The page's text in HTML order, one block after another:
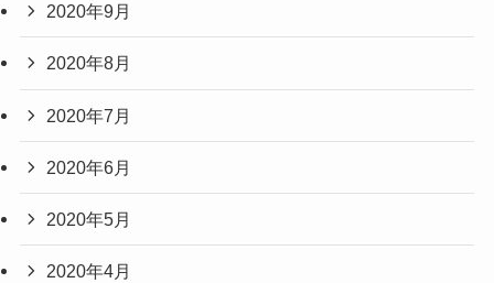
2020年9月
2020年8月
2020年7月
2020年6月
2020年5月
2020年4月